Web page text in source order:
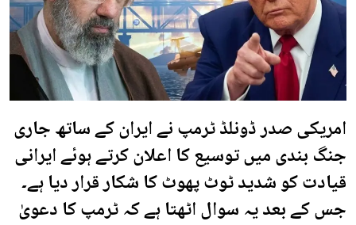
امریکی صدر ڈونلڈ ٹرمپ نے ایران کے ساتھ جاری
جنگ بندی میں توسیع کا اعلان کرتے ہوئے ایرانی
قیادت کو شدید ٹوٹ پھوٹ کا شکار قرار دیا ہے۔
جس کے بعد یہ سوال اٹھتا ہے کہ ٹرمپ کا دعویٰ